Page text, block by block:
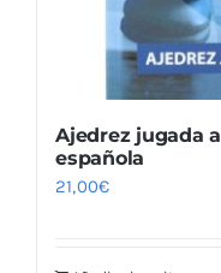
Ajedrez jugada
española
21,00€